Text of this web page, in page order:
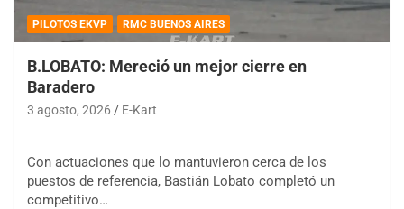
PILOTOS EKVP RMC BUENOS AIRES
B.LOBATO: Mereció un mejor cierre en
Baradero
3 agosto, 2026 E-Kart
Con actuaciones que lo mantuvieron cerca de los
puestos de referencia, Bastián Lobato completó un
competitivo…